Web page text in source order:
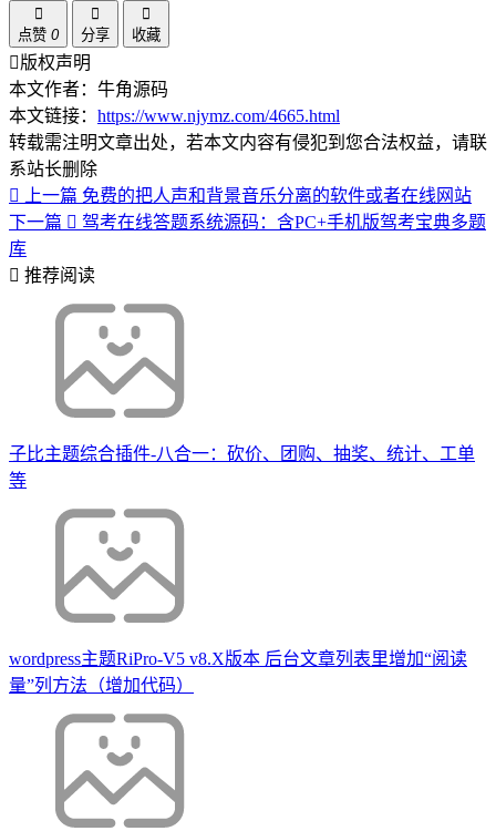
点赞 0 分享 收藏
版权声明
本文作者：牛角源码
本文链接： https://www.njymz.com/4665.html
转载需注明文章出处，若本文内容有侵犯到您合法权益，请联
系站长删除
上一篇 免费的把人声和背景音乐分离的软件或者在线网站
下一篇
驾考在线答题系统源码：含PC+手机版驾考宝典多题
库
推荐阅读
子比主题综合插件-八合一：砍价、团购、抽奖、统计、工单
等
wordpress主题RiPro-V5 v8.X版本 后台文章列表里增加“阅读
量”列方法（增加代码）